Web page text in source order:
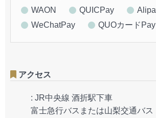
WAON
QUICPay
WeChatPay
QUOカードPay
アクセス
: JR中央線 酒折駅下車
富士急行バスまたは山梨交通バ